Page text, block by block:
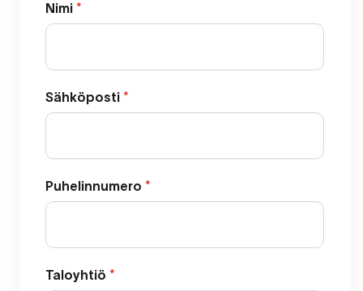
Nimi *
Sähköposti *
Puhelinnumero *
Taloyhtiö *